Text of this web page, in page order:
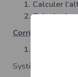
Calculer
Calculer la
Corrigé
Système étudié : la